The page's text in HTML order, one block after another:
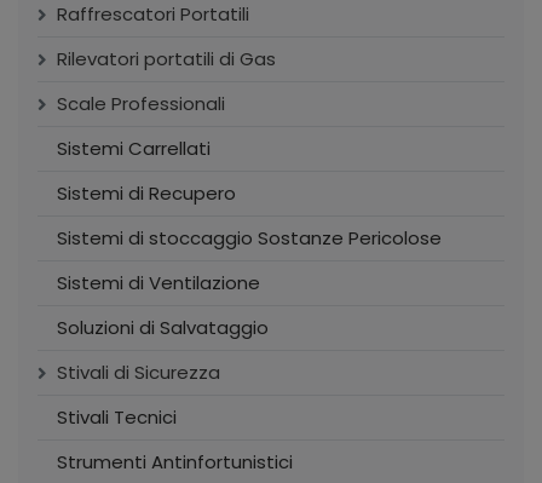
Raffrescatori Portatili
Rilevatori portatili di Gas
Scale Professionali
Sistemi Carrellati
Sistemi di Recupero
Sistemi di stoccaggio Sostanze Pericolose
Sistemi di Ventilazione
Soluzioni di Salvataggio
Stivali di Sicurezza
Stivali Tecnici
Strumenti Antinfortunistici